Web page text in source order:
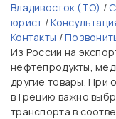
Владивосток (ТО) /
юрист /
Контакты /
Из России на
нефтепродукты,
другие товары. При
в Грецию важно
транспорта в